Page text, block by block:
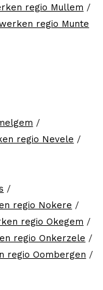
regio Mullem /
regio Munte
/
regio Nevele /
/
regio Nokere /
regio Okegem /
regio Onkerzele /
regio Oombergen /